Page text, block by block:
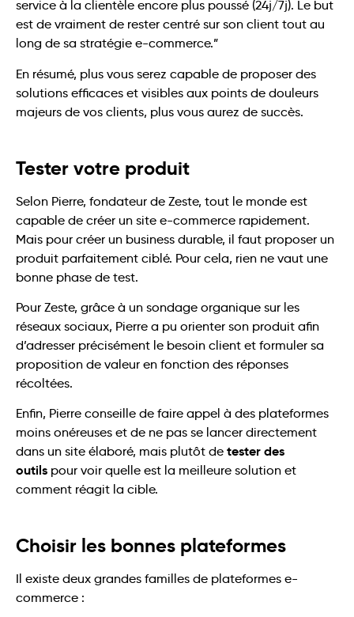
service à la clientèle encore plus poussé (24j/7j). Le but
est de vraiment de rester centré sur son client tout au
long de sa stratégie e-commerce.”
En résumé, plus vous serez capable de proposer des
solutions efficaces et visibles aux points de douleurs
majeurs de vos clients, plus vous aurez de succès.
Tester votre produit
Selon Pierre, fondateur de Zeste, tout le monde est
capable de créer un site e-commerce rapidement.
Mais pour créer un business durable, il faut proposer un
produit parfaitement ciblé. Pour cela, rien ne vaut une
bonne phase de test.
Pour Zeste, grâce à un sondage organique sur les
réseaux sociaux, Pierre a pu orienter son produit afin
d’adresser précisément le besoin client et formuler sa
proposition de valeur en fonction des réponses
récoltées.
Enfin, Pierre conseille de faire appel à des plateformes
moins onéreuses et de ne pas se lancer directement
dans un site élaboré, mais plutôt de tester des
outils pour voir quelle est la meilleure solution et
comment réagit la cible.
Choisir les bonnes plateformes
Il existe deux grandes familles de plateformes e-
commerce :